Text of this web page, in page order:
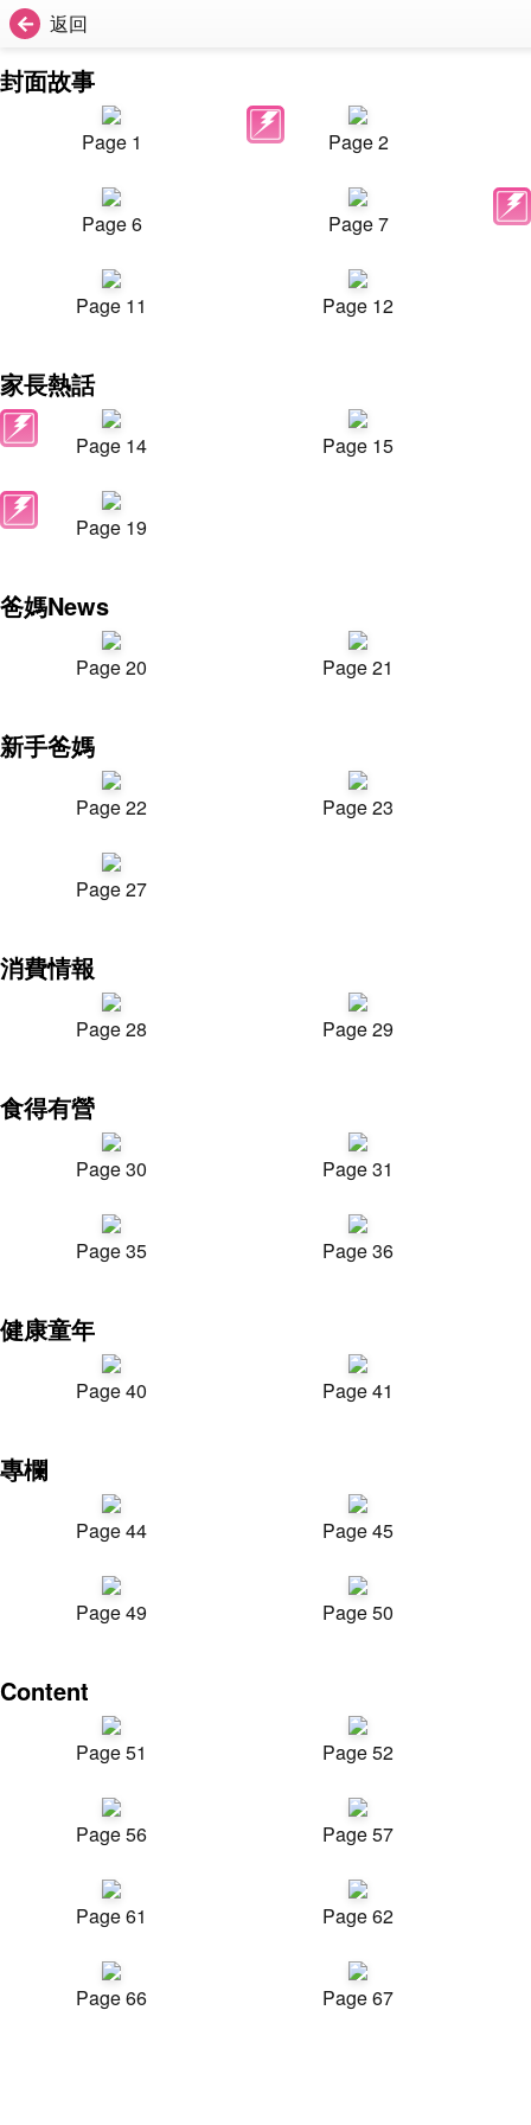
返回
封面故事
Page 1 Page 2
Page 6 Page 7
Page 11 Page 12
家長熱話
Page 14 Page 15
Page 19
爸媽News
Page 20 Page 21
新手爸媽
Page 22 Page 23
Page 27
消費情報
Page 28 Page 29
食得有營
Page 30 Page 31
Page 35 Page 36
健康童年
Page 40 Page 41
專欄
Page 44 Page 45
Page 49 Page 50
Content
Page 51 Page 52
Page 56 Page 57
Page 61 Page 62
Page 66 Page 67